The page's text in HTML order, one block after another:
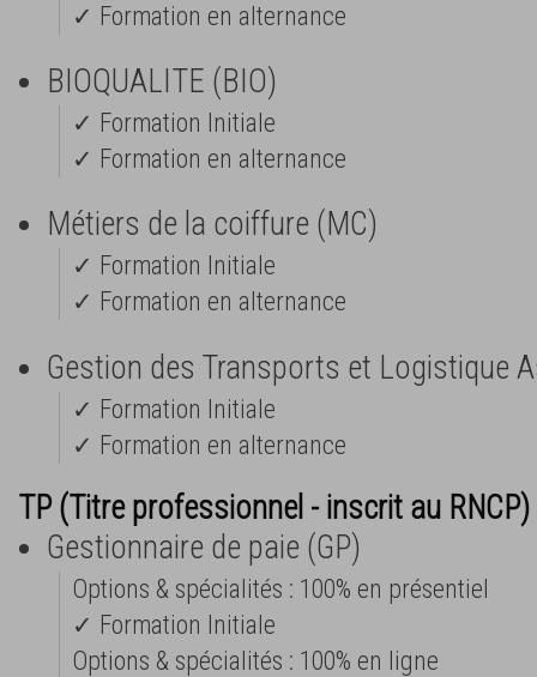
✓ Formation en alternance
BIOQUALITE (BIO)
✓ Formation Initiale
✓ Formation en alternance
Métiers de la coiffure (MC)
✓ Formation Initiale
✓ Formation en alternance
Gestion des Transports et Logistique
✓ Formation Initiale
✓ Formation en alternance
TP (Titre professionnel - inscrit au RNCP)
Gestionnaire de paie (GP)
Options & spécialités : 100% en présentiel
✓ Formation Initiale
Options & spécialités : 100% en ligne